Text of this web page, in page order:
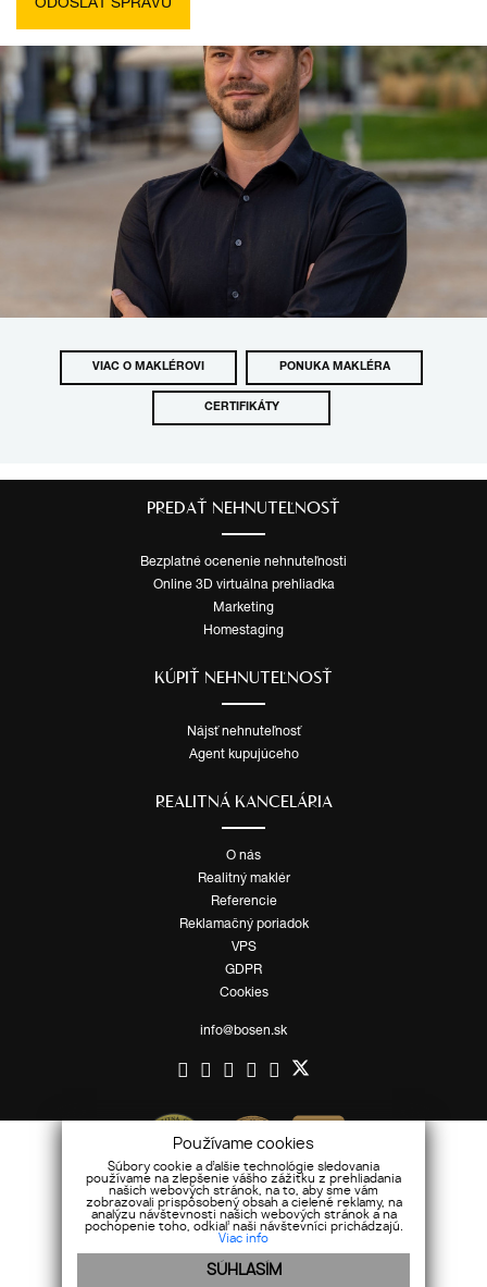
Používame cookies
Súbory cookie a ďalšie technológie sledovania
používame na zlepšenie vášho zážitku z prehliadania
našich webových stránok, na to, aby sme vám
zobrazovali prispôsobený obsah a cielené reklamy, na
analýzu návštevnosti našich webových stránok a na
pochopenie toho, odkiaľ naši návštevníci prichádzajú.
Viac info
SÚHLASÍM
VIAC O MAKLÉROVI PONUKA MAKLÉRA
CERTIFIKÁTY
PREDAŤ NEHNUTEĽNOSŤ
Bezplatné ocenenie nehnuteľnosti
Online 3D virtuálna prehliadka
Marketing
Homestaging
KÚPIŤ NEHNUTEĽNOSŤ
Nájsť nehnuteľnosť
Agent kupujúceho
REALITNÁ KANCELÁRIA
O nás
Realitný maklér
Referencie
Reklamačný poriadok
VPS
GDPR
Cookies
info@bosen.sk